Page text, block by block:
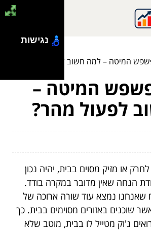
המיטה – למה חשוב לפעול מהר?
המיטה –
לפעול מהר?
או מזיק מסוים בבית, יהיה נכון
הנחה שאין מדובר במקרה בודד.
שאנחנו נמצא עוד שורה ארוכה של
שוכנים באזורים מסוימים בבית. כך
ג'וק מטייל לו בבית, מוטב שלא
נגישות